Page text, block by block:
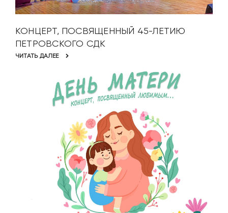
КОНЦЕРТ, ПОСВЯЩЕННЫЙ 45-ЛЕТИЮ
ПЕТРОВСКОГО СДК
ЧИТАТЬ ДАЛЕЕ